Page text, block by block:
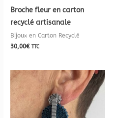
Broche fleur en carton
recyclé artisanale
Bijoux en Carton Recyclé
30,00€ TTC